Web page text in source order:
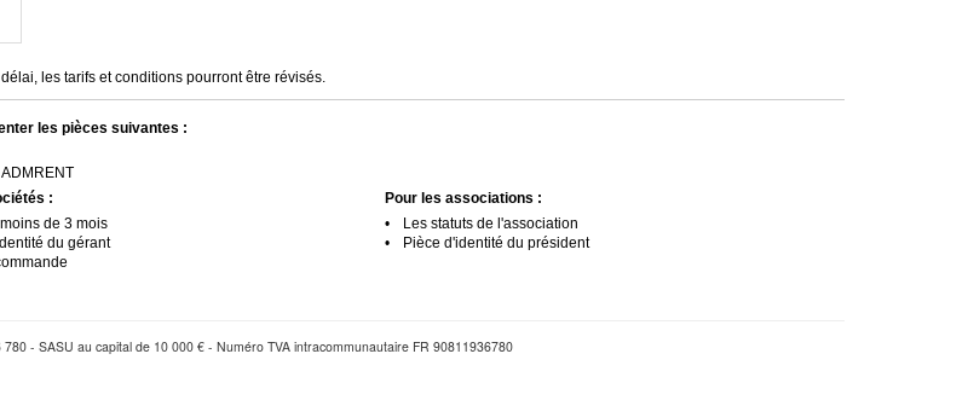
les tarifs et conditions pourront être révisés.
les pièces suivantes :
:
de 3 mois
du gérant
Pour les associations :
•
Les statuts de l'association
•
Pièce d'identité du président
- SASU au capital de 10 000 € - Numéro TVA intracommunautaire FR 90811936780